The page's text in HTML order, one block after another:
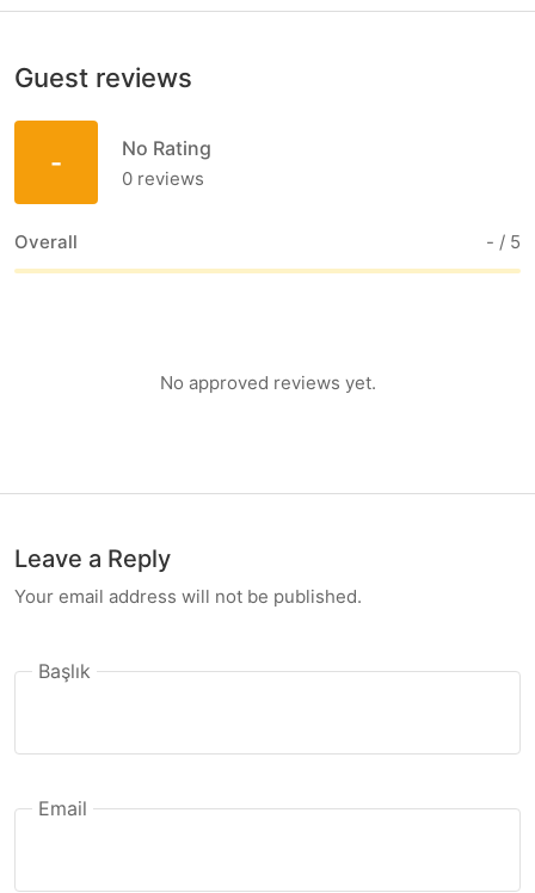
Guest reviews
- No Rating
0 reviews
Overall - / 5
No approved reviews yet.
Leave a Reply
Your email address will not be published.
Başlık
Email